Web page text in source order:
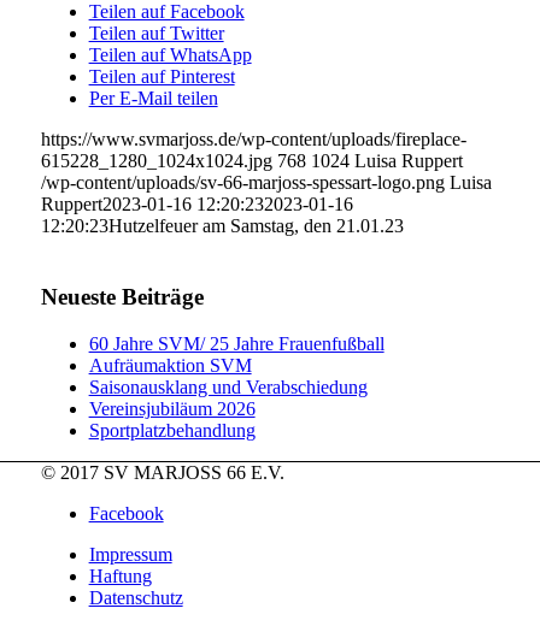
Teilen auf Facebook
Teilen auf Twitter
Teilen auf WhatsApp
Teilen auf Pinterest
Per E-Mail teilen
https://www.svmarjoss.de/wp-content/uploads/fireplace-
615228_1280_1024x1024.jpg 768 1024 Luisa Ruppert
/wp-content/uploads/sv-66-marjoss-spessart-logo.png Luisa
Ruppert2023-01-16 12:20:232023-01-16
12:20:23Hutzelfeuer am Samstag, den 21.01.23
Neueste Beiträge
60 Jahre SVM/ 25 Jahre Frauenfußball
Aufräumaktion SVM
Saisonausklang und Verabschiedung
Vereinsjubiläum 2026
Sportplatzbehandlung
© 2017 SV MARJOSS 66 E.V.
Facebook
Impressum
Haftung
Datenschutz